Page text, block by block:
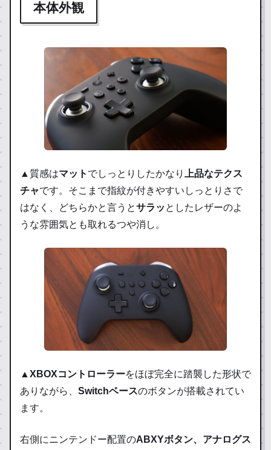
本体外観
▲質感はマット でしっとりしたかなり
上品なテクス
チャです。そこまで指紋が付きやすいしっとりさで
はなく、どちらかと言うとサラッ としたレザーのよ
うな雰囲気とも取れるつや消し。
▲ XBOXコントローラーをほぼ完全に踏襲した形状で
ありながら、 Switchベースのボタンが搭載されてい
ます。
右側にニンテンドー配置のABXYボタン、アナログス